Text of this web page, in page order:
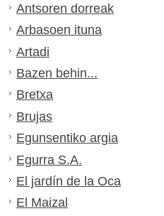
Antsoren dorreak
Arbasoen ituna
Artadi
Bazen behin...
Bretxa
Brujas
Egunsentiko argia
Egurra S.A.
El jardín de la Oca
El Maizal